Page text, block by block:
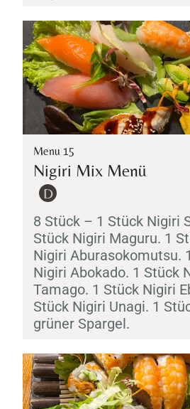
Menu 15
Nigiri Mix Menü
D
8 Stück – 1 Stück Nigiri
Stück Nigiri Maguru. 1
Nigiri Aburasokomutsu.
Nigiri Abokado. 1 Stück
Tamago. 1 Stück Nigiri
Stück Nigiri Unagi. 1
grüner Spargel.